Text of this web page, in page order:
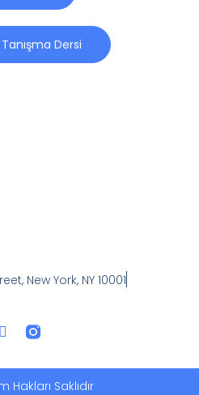
Dersi
New York, NY 10001
Hakları Saklıdır